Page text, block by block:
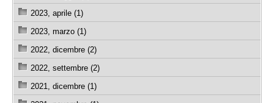
2023, aprile (1)
2023, marzo (1)
2022, dicembre (2)
2022, settembre (2)
2021, dicembre (1)